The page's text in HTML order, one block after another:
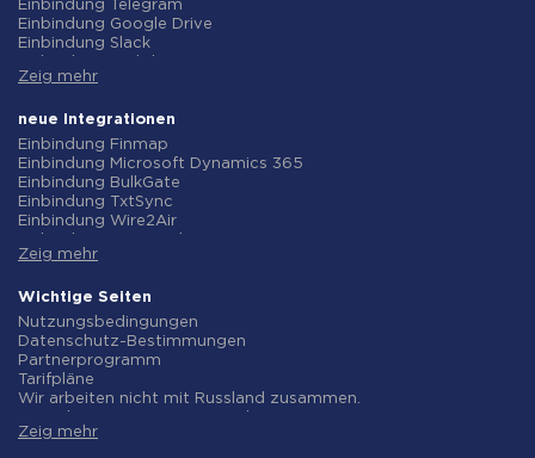
Einbindung Telegram
Einbindung Google Drive
Einbindung Slack
Einbindung Gmail
Einbindung ClickUp
Einbindung Airtable
Einbindung Google Contacts
Einbindung OpenAI (ChatGPT)
Einbindung Instagram
Einbindung ActiveCampaign
Einbindung Typeform
Einbindung Salesforce CRM
Einbindung Notion
Einbindung AWeber
Einbindung Asana
Einbindung ZOHO CRM
Einbindung Webhooks
Einbindung GetResponse
Einbindung WooCommerce
Zeig mehr
neue Integrationen
Einbindung Finmap
Einbindung Microsoft Dynamics 365
Einbindung BulkGate
Einbindung TxtSync
Einbindung Wire2Air
Einbindung Infobip
Einbindung AtomPark
Einbindung TXTImpact
Einbindung Campaign Monitor
Einbindung CM.com
Einbindung D7 Networks
Einbindung SMS.to
Einbindung SMSGlobal
Einbindung Textlocal
Zeig mehr
Wichtige Seiten
Nutzungsbedingungen
Datenschutz-Bestimmungen
Partnerprogramm
Tarifpläne
Wir arbeiten nicht mit Russland zusammen.
Rückgaberecht
Zeig mehr